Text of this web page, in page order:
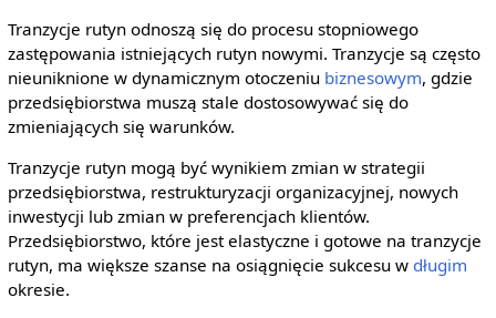
Tranzycje rutyn odnoszą się do procesu stopniowego
zastępowania istniejących rutyn nowymi. Tranzycje są często
nieuniknione w dynamicznym otoczeniu biznesowym, gdzie
przedsiębiorstwa muszą stale dostosowywać się do
zmieniających się warunków.
Tranzycje rutyn mogą być wynikiem zmian w strategii
przedsiębiorstwa, restrukturyzacji organizacyjnej, nowych
inwestycji lub zmian w preferencjach klientów.
Przedsiębiorstwo, które jest elastyczne i gotowe na tranzycje
rutyn, ma większe szanse na osiągnięcie sukcesu w długim
okresie.